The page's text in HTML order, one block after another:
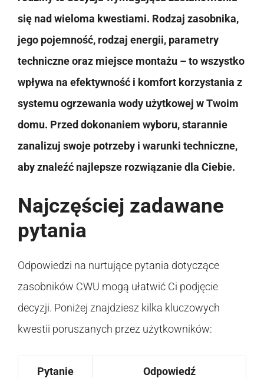
się nad wieloma kwestiami. Rodzaj zasobnika,
jego pojemność, rodzaj energii, parametry
techniczne oraz miejsce montażu – to wszystko
wpływa na efektywność i komfort korzystania z
systemu ogrzewania wody użytkowej w Twoim
domu. Przed dokonaniem wyboru, starannie
zanalizuj swoje potrzeby i warunki techniczne,
aby znaleźć najlepsze rozwiązanie dla Ciebie.
Najczęściej zadawane
pytania
Odpowiedzi na nurtujące pytania dotyczące
zasobników CWU mogą ułatwić Ci podjęcie
decyzji. Poniżej znajdziesz kilka kluczowych
kwestii poruszanych przez użytkowników:
Pytanie Odpowiedź